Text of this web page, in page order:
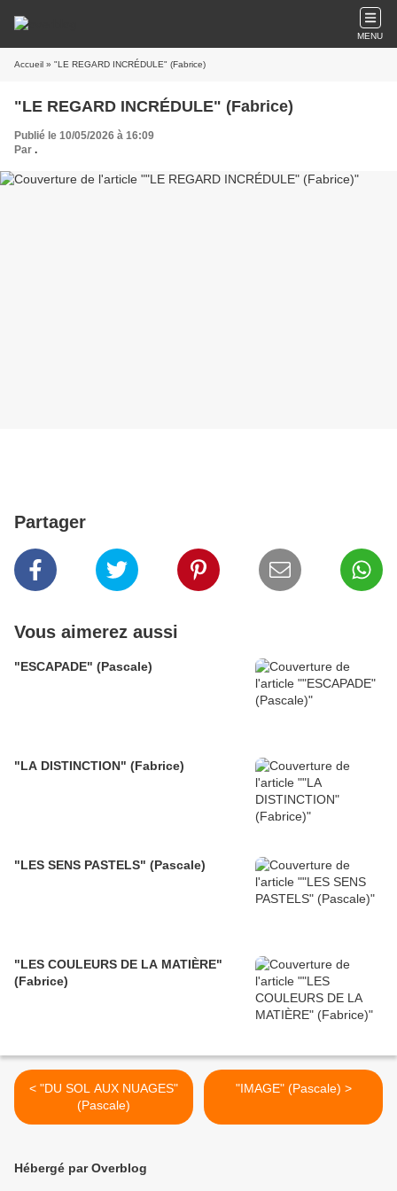
MENU
Accueil » "LE REGARD INCRÉDULE" (Fabrice)
"LE REGARD INCRÉDULE" (Fabrice)
Publié le 10/05/2026 à 16:09
Par .
Partager
Vous aimerez aussi
"ESCAPADE" (Pascale)
"LA DISTINCTION" (Fabrice)
"LES SENS PASTELS" (Pascale)
"LES COULEURS DE LA MATIÈRE"
(Fabrice)
< "DU SOL AUX NUAGES"
(Pascale)
"IMAGE" (Pascale) >
Hébergé par Overblog